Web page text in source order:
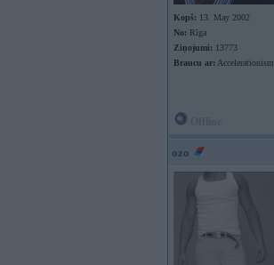
Kopš: 13. May 2002
No: Rīga
Ziņojumi: 13773
Braucu ar: Accelerationism
ozo